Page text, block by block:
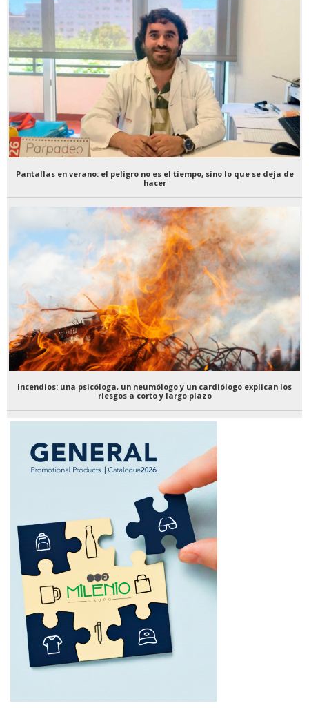
Pantallas en verano: el peligro no es el tiempo, sino lo que se deja de
hacer
Incendios: una psicóloga, un neumólogo y un cardiólogo explican los
riesgos a corto y largo plazo